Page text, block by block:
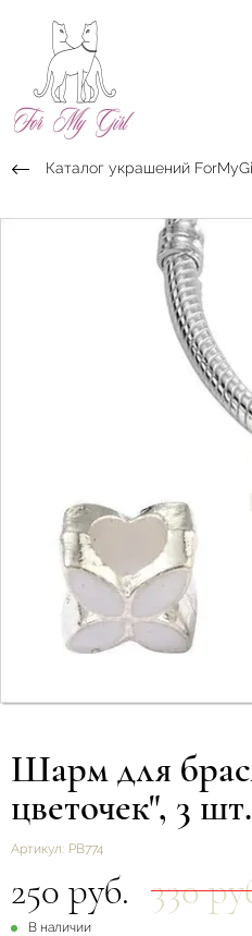
Каталог украшений
Шарм для
цветочек", 3 шт.
Артикул: РВ774
250 руб. 330
В наличии